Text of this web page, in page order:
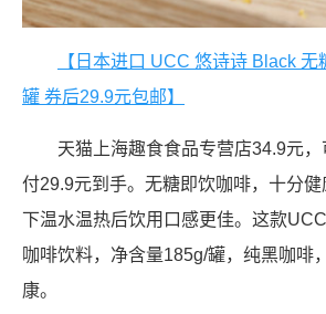
【日本进口 UCC 悠诗诗 Black
罐 券后29.9元包邮】
天猫上海趣食食品专营店34.9元
付29.9元到手。无糖即饮咖啡，十分
下温水温热后饮用口感更佳。这款
咖啡饮料，净含量185g/罐，纯黑咖啡
康。